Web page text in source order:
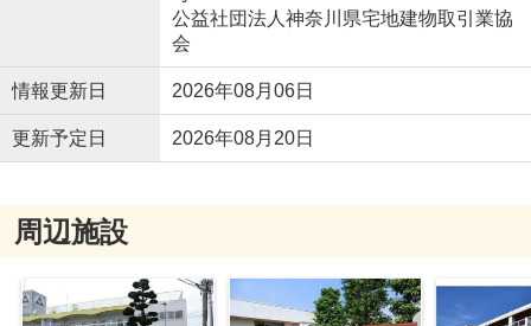
公益社団法人神奈川県宅地建物取引業協
会
情報更新日 2026年08月06日
更新予定日 2026年08月20日
周辺施設